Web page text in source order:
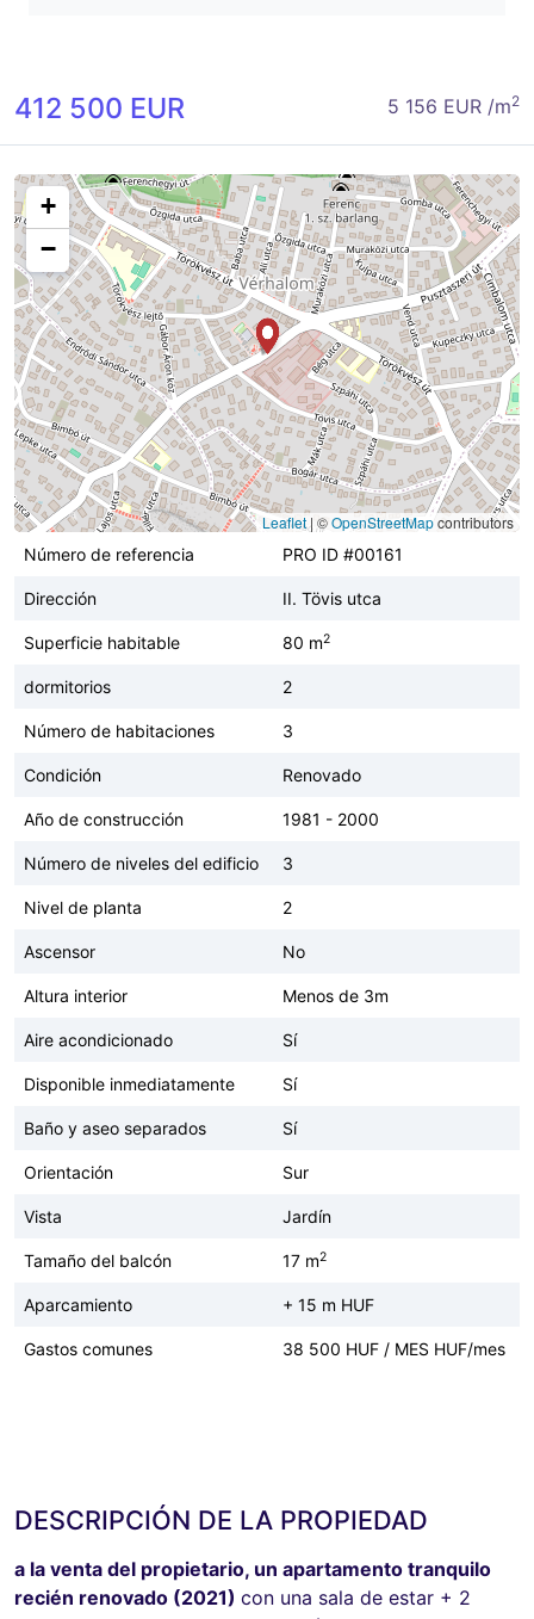
412 500 EUR 5 156 EUR /m2
+
−
Leaflet| ©OpenStreetMapcontributors
Número de referencia
PRO ID #00161
Dirección II. Tövis utca
Superficie habitable 80 m2
dormitorios 2
Número de habitaciones 3
Condición Renovado
Año de construcción 1981 - 2000
Número de niveles del edificio 3
Nivel de planta 2
Ascensor No
Altura interior Menos de 3m
Aire acondicionado Sí
Disponible inmediatamente Sí
Baño y aseo separados Sí
Orientación Sur
Vista Jardín
Tamaño del balcón 17 m2
Aparcamiento + 15 m HUF
Gastos comunes 38 500 HUF / MES HUF/mes
DESCRIPCIÓN DE LA PROPIEDAD
a la venta del propietario, un apartamento tranquilo
recién renovado (2021) con una sala de estar + 2